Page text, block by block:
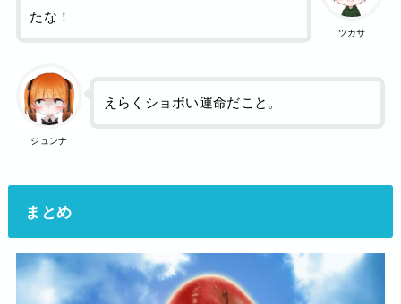
ツカサ
たな！
ジュンナ
えらくショボい運命だこと。
まとめ